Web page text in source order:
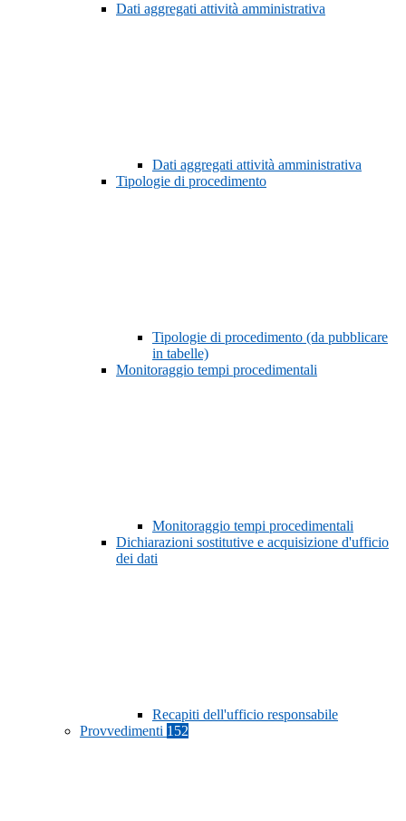
Dati aggregati attività amministrativa
Dati aggregati attività amministrativa
Tipologie di procedimento
Tipologie di procedimento (da pubblicare
in tabelle)
Monitoraggio tempi procedimentali
Monitoraggio tempi procedimentali
Dichiarazioni sostitutive e acquisizione d'ufficio
dei dati
Recapiti dell'ufficio responsabile
Provvedimenti 152